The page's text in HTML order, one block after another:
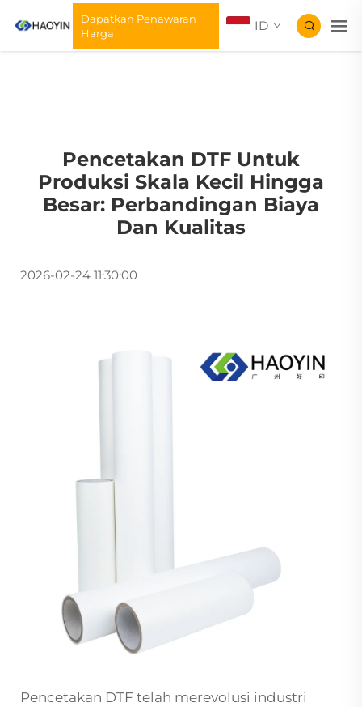
Dapatkan Penawaran
Harga
ID
Pencetakan DTF Untuk
Produksi Skala Kecil Hingga
Besar: Perbandingan Biaya
Dan Kualitas
2026-02-24 11:30:00
Pencetakan DTF telah merevolusi industri